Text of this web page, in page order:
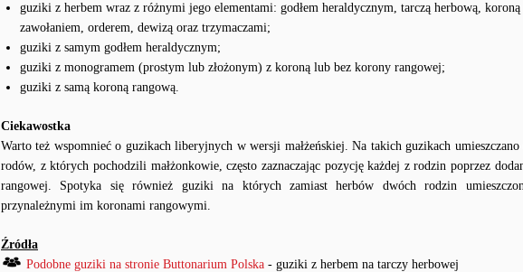
guziki z herbem wraz z różnymi jego elementami: godłem heraldycznym, tarczą herbową,
zawołaniem, orderem, dewizą oraz trzymaczami;
guziki z samym godłem heraldycznym;
guziki z monogramem (prostym lub złożonym) z koroną lub bez korony rangowej;
guziki z samą koroną rangową.
Ciekawostka
Warto też wspomnieć o guzikach liberyjnych w wersji małżeńskiej. Na takich guzikach
rodów, z których pochodzili małżonkowie, często zaznaczając pozycję każdej z rodzin poprzez
rangowej. Spotyka się również guziki na których zamiast herbów dwóch rodzin
przynależnymi im koronami rangowymi.
Źródła
Podobne guziki na stronie Buttonarium Polska - guziki z herbem na tarczy herbowej